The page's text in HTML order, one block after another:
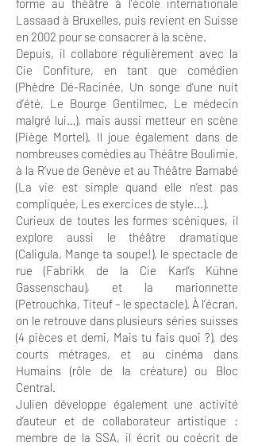
forme au théâtre à l’école internationale
Lassaad à Bruxelles, puis revient en Suisse
en 2002 pour se consacrer à la scène.
Depuis, il collabore régulièrement avec la
Cie Confiture, en tant que comédien
(Phèdre Dé-Racinée, Un songe d’une nuit
d’été, Le Bourge Gentilmec, Le médecin
malgré lui…), mais aussi metteur en scène
(Piège Mortel). Il joue également dans de
nombreuses comédies au Théâtre Boulimie,
à la R’vue de Genève et au Théâtre Barnabé
(La vie est simple quand elle n’est pas
compliquée, Les exercices de style...).
Curieux de toutes les formes scéniques, il
explore aussi le théâtre dramatique
(Caligula, Mange ta soupe!), le spectacle de
rue (Fabrikk de la Cie Karl’s Kühne
Gassenschau), et la marionnette
(Petrouchka, Titeuf – le spectacle). À l’écran,
on le retrouve dans plusieurs séries suisses
(4 pièces et demi, Mais tu fais quoi ?), des
courts métrages, et au cinéma dans
Humains (rôle de la créature) ou Bloc
Central.
Julien développe également une activité
d’auteur et de collaborateur artistique :
membre de la SSA, il écrit ou coécrit de